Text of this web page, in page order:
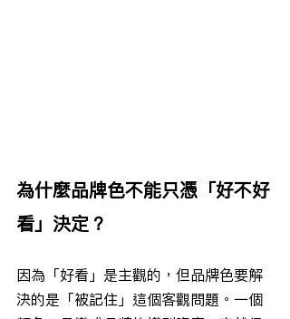
為什麼品牌色不能只憑「好不好
看」決定？
因為「好看」是主觀的，但品牌色要解
決的是「被記住」這個客觀問題。一個